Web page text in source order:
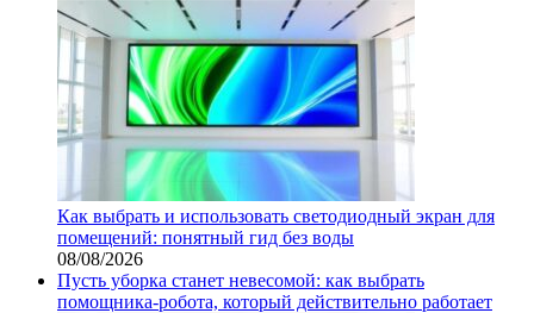
Как выбрать и использовать светодиодный экран для
помещений: понятный гид без воды
08/08/2026
Пусть уборка станет невесомой: как выбрать
помощника‑робота, который действительно работает